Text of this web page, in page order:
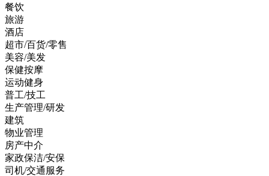
餐饮
旅游
酒店
超市/百货/零售
美容/美发
保健按摩
运动健身
普工/技工
生产管理/研发
建筑
物业管理
房产中介
家政保洁/安保
司机/交通服务